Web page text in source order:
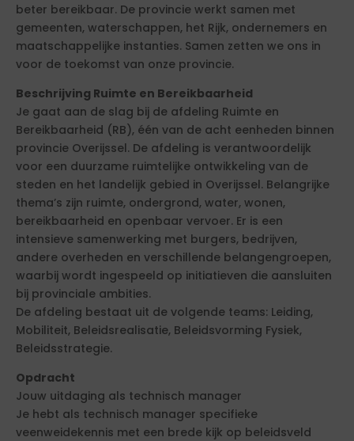
beter bereikbaar. De provincie werkt samen met
gemeenten, waterschappen, het Rijk, ondernemers en
maatschappelijke instanties. Samen zetten we ons in
voor de toekomst van onze provincie.
Beschrijving Ruimte en Bereikbaarheid
Je gaat aan de slag bij de afdeling Ruimte en
Bereikbaarheid (RB), één van de acht eenheden binnen
provincie Overijssel. De afdeling is verantwoordelijk
voor een duurzame ruimtelijke ontwikkeling van de
steden en het landelijk gebied in Overijssel. Belangrijke
thema’s zijn ruimte, ondergrond, water, wonen,
bereikbaarheid en openbaar vervoer. Er is een
intensieve samenwerking met burgers, bedrijven,
andere overheden en verschillende belangengroepen,
waarbij wordt ingespeeld op initiatieven die aansluiten
bij provinciale ambities.
De afdeling bestaat uit de volgende teams: Leiding,
Mobiliteit, Beleidsrealisatie, Beleidsvorming Fysiek,
Beleidsstrategie.
Opdracht
Jouw uitdaging als technisch manager
Je hebt als technisch manager specifieke
veenweidekennis met een brede kijk op beleidsveld